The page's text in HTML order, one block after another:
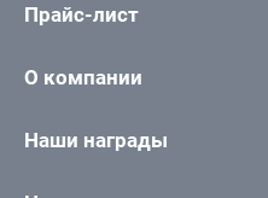
Прайс-лист
О компании
Наши награды